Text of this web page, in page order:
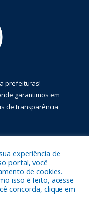
prefeituras!
garantimos em
de transparência
Municipal de Óbidos.
experiência de
portal, você
de cookies.
isso é feito, acesse
concorda, clique em